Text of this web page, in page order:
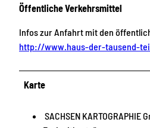
Öffentliche Verkehrsmittel
Infos zur Anfahrt mit den
http://www.haus-der-tausend-
Karte
SACHSEN